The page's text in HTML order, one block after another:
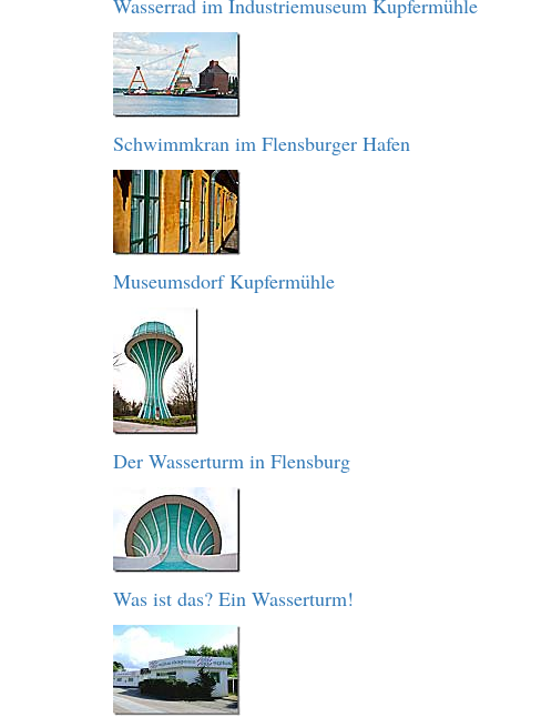
Wasserrad im Industriemuseum Kupfermühle
Schwimmkran im Flensburger Hafen
Museumsdorf Kupfermühle
Der Wasserturm in Flensburg
Was ist das? Ein Wasserturm!